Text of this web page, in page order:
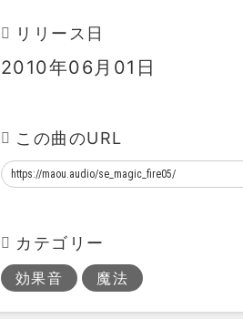
リリース日
2010年06月01日
この曲のURL
カテゴリー
効果音 魔法